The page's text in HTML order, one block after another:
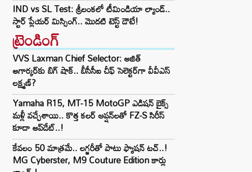
IND vs SL Test: శ్రీలంకలో టీమిండియా ల్యాండ్..
స్టార్ ప్లేయర్ మిస్సింగ్.. మొదటి టెస్ట్ డౌటే!
ట్రెండింగ్‌
VVS Laxman Chief Selector: అజిత్
అగార్కర్‌కు బిగ్ షాక్.. బీసీసీఐ చీఫ్ సెలెక్టర్‌గా వీవీఎస్
లక్ష్మణ్?
Yamaha R15, MT-15 MotoGP ఎడిషన్ బైక్స్
మళ్లీ వచ్చేశాయి.. కొత్త కలర్ ఆప్షన్‌లతో FZ-S సిరీస్
కూడా అప్‌డేట్..!
కేవలం 50 మాత్రమే.. లగ్జరీతో పాటు ఫ్యాషన్ టచ్..!
MG Cyberster, M9 Couture Edition కార్లు